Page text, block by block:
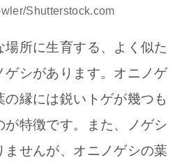
Shutterstock.com
場所に生育する、よく似た
ゲシがあります。オニノゲ
の縁には鋭いトゲが幾つも
が特徴です。また、ノゲシ
ませんが、オニノゲシの葉